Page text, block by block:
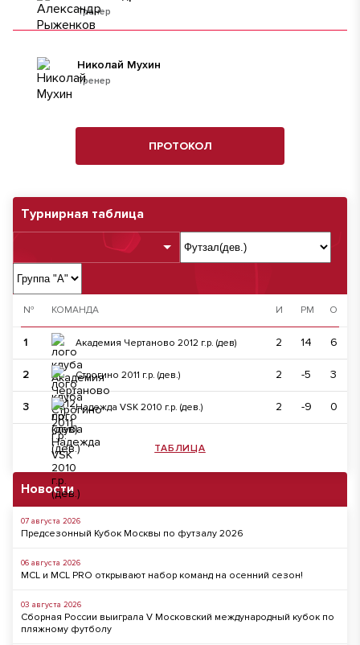
Турнирная таблица
№ КОМАНДА И РМ О
1 Академия Чертаново 2012 г.р. (дев) 2 14 6
2 Строгино 2011 г.р. (дев.) 2 -5 3
3 Надежда VSK 2010 г.р. (дев.) 2 -9 0
ТАБЛИЦА
Новости
07 августа 2026
Предсезонный Кубок Москвы по футзалу 2026
06 августа 2026
MCL и MCL PRO открывают набор команд на осенний сезон!
03 августа 2026
Сборная России выиграла V Московский международный кубок по
пляжному футболу
Тренер
Тренер
Николай Мухин
ПРОТОКОЛ